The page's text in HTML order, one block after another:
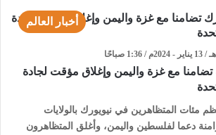
أخبار العالم
مع غزة واليمن وإغلاق مؤقت لجادة
مئات المتظاهرين في نيويورك بالولايات
دعما لفلسطين واليمن، وأغلق المتظاهرون